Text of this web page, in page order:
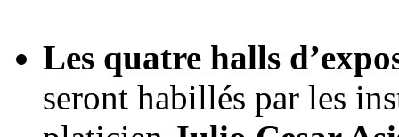
Les quatre halls
seront habillés par les